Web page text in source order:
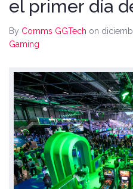
el primer día
By Comms GGTech on
Gaming